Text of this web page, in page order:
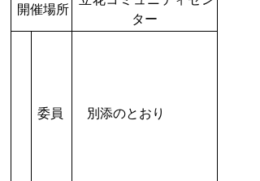
開催場所
ター
委員 別添のとおり